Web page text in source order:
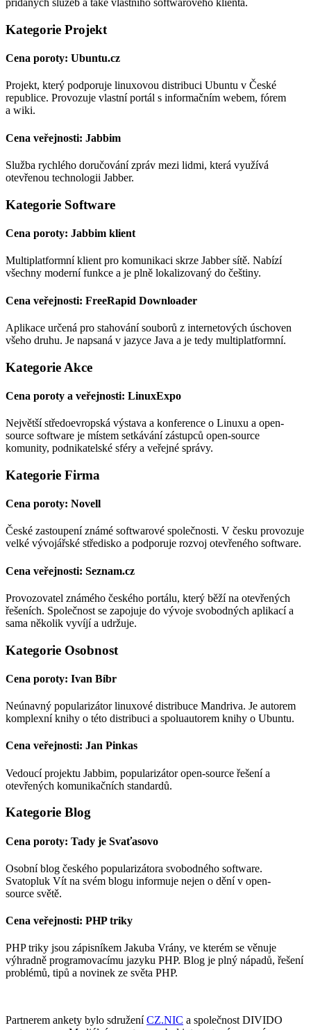
přidaných služeb a také vlastního softwarového klienta.
Kategorie Projekt
Cena poroty: Ubuntu.cz
Projekt, který podporuje linuxovou distribuci Ubuntu v České
republice. Provozuje vlastní portál s informačním webem, fórem
a wiki.
Cena veřejnosti: Jabbim
Služba rychlého doručování zpráv mezi lidmi, která využívá
otevřenou technologii Jabber.
Kategorie Software
Cena poroty: Jabbim klient
Multiplatformní klient pro komunikaci skrze Jabber sítě. Nabízí
všechny moderní funkce a je plně lokalizovaný do češtiny.
Cena veřejnosti: FreeRapid Downloader
Aplikace určená pro stahování souborů z internetových úschoven
všeho druhu. Je napsaná v jazyce Java a je tedy multiplatformní.
Kategorie Akce
Cena poroty a veřejnosti: LinuxExpo
Největší středoevropská výstava a konference o Linuxu a open-
source software je místem setkávání zástupců open-source
komunity, podnikatelské sféry a veřejné správy.
Kategorie Firma
Cena poroty: Novell
České zastoupení známé softwarové společnosti. V česku provozuje
velké vývojářské středisko a podporuje rozvoj otevřeného software.
Cena veřejnosti: Seznam.cz
Provozovatel známého českého portálu, který běží na otevřených
řešeních. Společnost se zapojuje do vývoje svobodných aplikací a
sama několik vyvíjí a udržuje.
Kategorie Osobnost
Cena poroty: Ivan Bíbr
Neúnavný popularizátor linuxové distribuce Mandriva. Je autorem
komplexní knihy o této distribuci a spoluautorem knihy o Ubuntu.
Cena veřejnosti: Jan Pinkas
Vedoucí projektu Jabbim, popularizátor open-source řešení a
otevřených komunikačních standardů.
Kategorie Blog
Cena poroty: Tady je Svaťasovo
Osobní blog českého popularizátora svobodného software.
Svatopluk Vít na svém blogu informuje nejen o dění v open-
source světě.
Cena veřejnosti: PHP triky
PHP triky jsou zápisníkem Jakuba Vrány, ve kterém se věnuje
výhradně programovacímu jazyku PHP. Blog je plný nápadů, řešení
problémů, tipů a novinek ze světa PHP.
Partnerem ankety bylo sdruženíCZ.NIC a společnost DIVIDO